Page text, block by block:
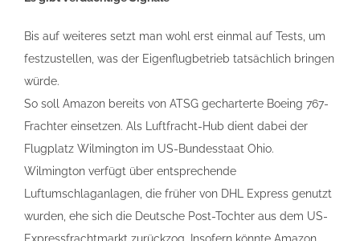
Bis auf weiteres setzt man wohl erst einmal auf Tests, um
festzustellen, was der Eigenflugbetrieb tatsächlich bringen
würde.
So soll Amazon bereits von ATSG gecharterte Boeing 767-
Frachter einsetzen. Als Luftfracht-Hub dient dabei der
Flugplatz Wilmington im US-Bundesstaat Ohio.
Wilmington verfügt über entsprechende
Luftumschlaganlagen, die früher von DHL Express genutzt
wurden, ehe sich die Deutsche Post-Tochter aus dem US-
Expressfrachtmarkt zurückzog. Insofern könnte Amazon